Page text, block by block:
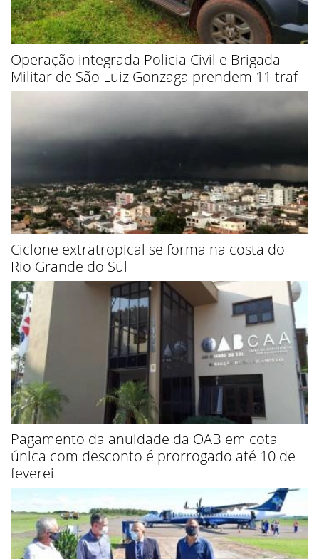
Operação integrada Policia Civil e Brigada
Militar de São Luiz Gonzaga prendem 11 traf
Ciclone extratropical se forma na costa do
Rio Grande do Sul
Pagamento da anuidade da OAB em cota
única com desconto é prorrogado até 10 de
feverei